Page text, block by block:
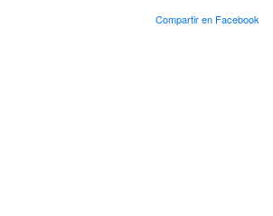
Compartir en Facebook